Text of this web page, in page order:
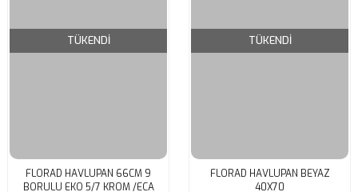
TÜKENDİ
FLORAD HAVLUPAN 66CM 9
BORULU EKO 5/7 KROM /ECA
TÜKENDİ
FLORAD HAVLUPAN BEYAZ
40X70